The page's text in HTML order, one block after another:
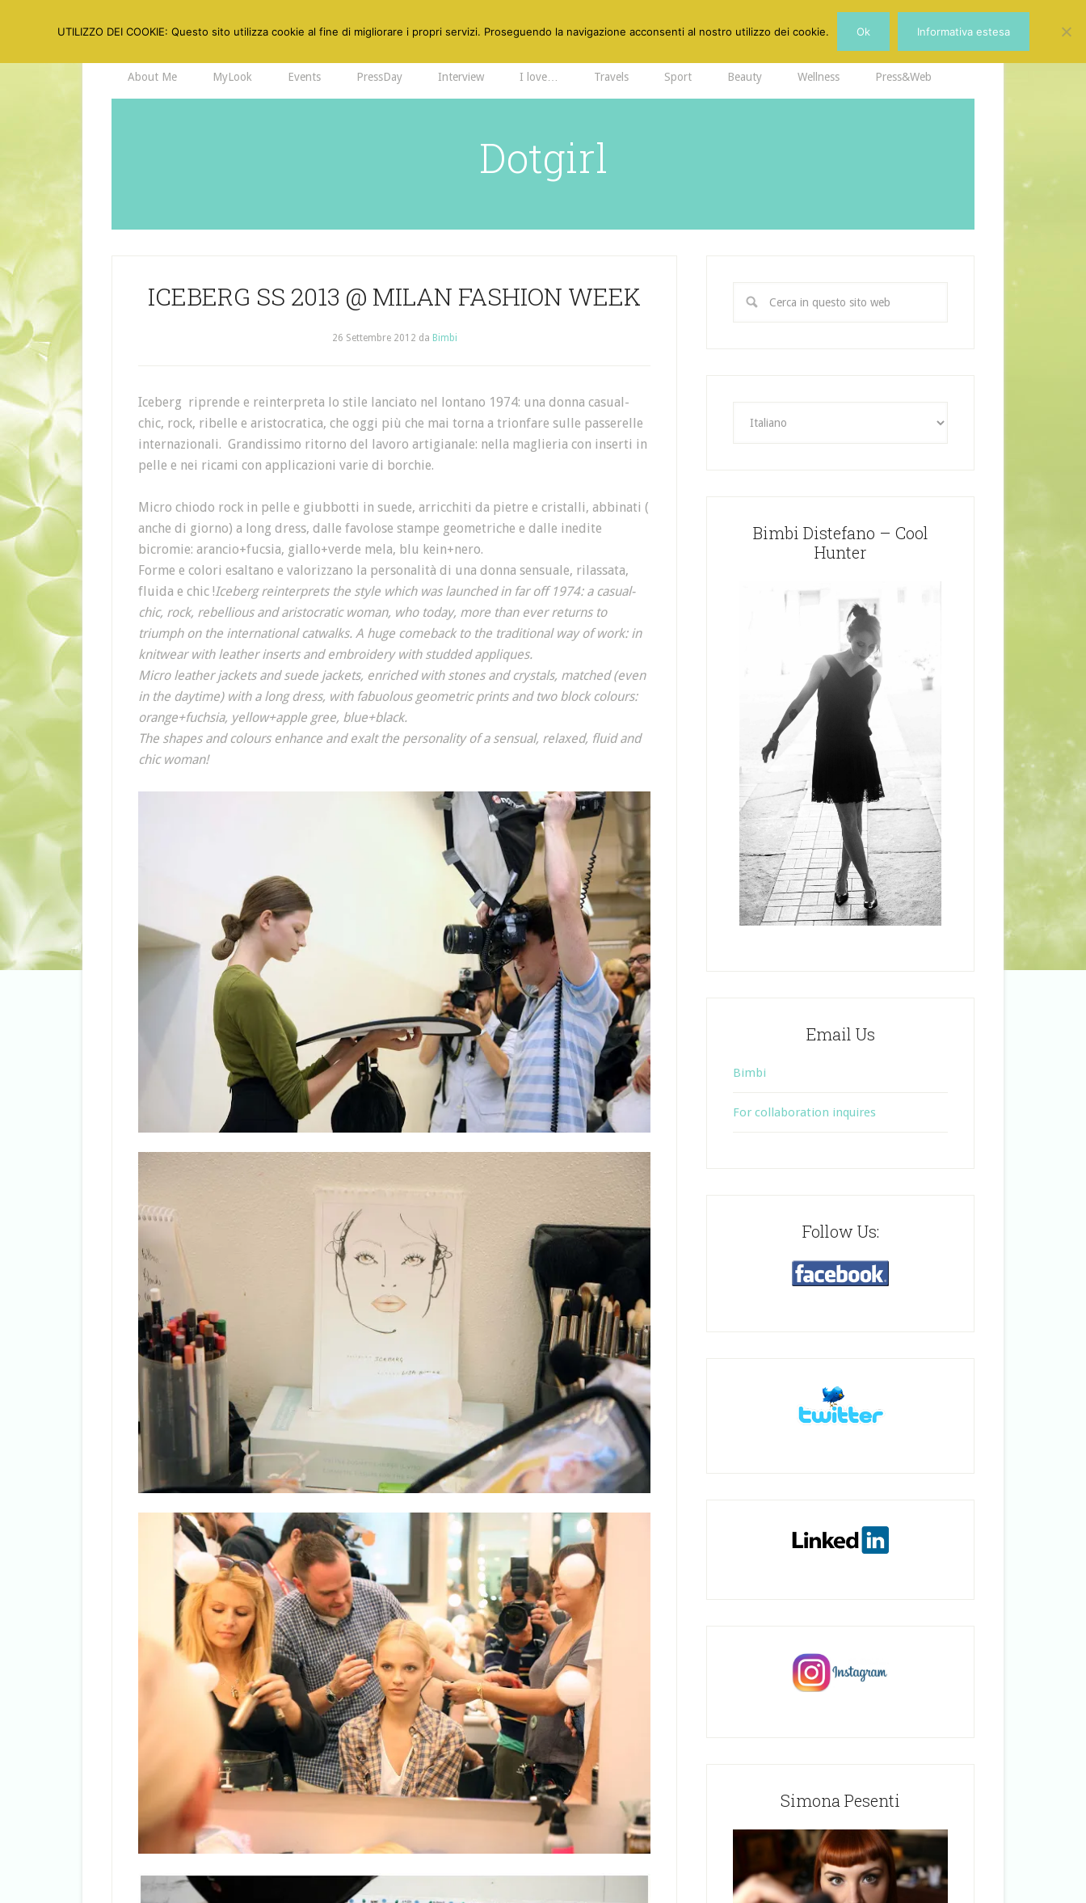
About Me MyLook Events PressDay Interview I love… Travels Sport Beauty Wellness Press&Web
Dotgirl
ICEBERG SS 2013 @ MILAN FASHION WEEK
26 Settembre 2012 da Bimbi
Iceberg riprende e reinterpreta lo stile lanciato nel lontano 1974: una donna casual-
chic, rock, ribelle e aristocratica, che oggi più che mai torna a trionfare sulle passerelle
internazionali. Grandissimo ritorno del lavoro artigianale: nella maglieria con inserti in
pelle e nei ricami con applicazioni varie di borchie.
Micro chiodo rock in pelle e giubbotti in suede, arricchiti da pietre e cristalli, abbinati (
anche di giorno) a long dress, dalle favolose stampe geometriche e dalle inedite
bicromie: arancio+fucsia, giallo+verde mela, blu kein+nero.
Forme e colori esaltano e valorizzano la personalità di una donna sensuale, rilassata,
fluida e chic !Iceberg reinterprets the style which was launched in far off 1974: a casual-
chic, rock, rebellious and aristocratic woman, who today, more than ever returns to
triumph on the international catwalks. A huge comeback to the traditional way of work: in
knitwear with leather inserts and embroidery with studded appliques.
Micro leather jackets and suede jackets, enriched with stones and crystals, matched (even
in the daytime) with a long dress, with fabuolous geometric prints and two block colours:
orange+fuchsia, yellow+apple gree, blue+black.
The shapes and colours enhance and exalt the personality of a sensual, relaxed, fluid and
chic woman!
Bimbi Distefano – Cool
Hunter
Email Us
Bimbi
For collaboration inquires
Follow Us:
Simona Pesenti
UTILIZZO DEI COOKIE: Questo sito utilizza cookie al fine di migliorare i propri servizi. Proseguendo la navigazione acconsenti al nostro utilizzo dei cookie. Ok Informativa estesa